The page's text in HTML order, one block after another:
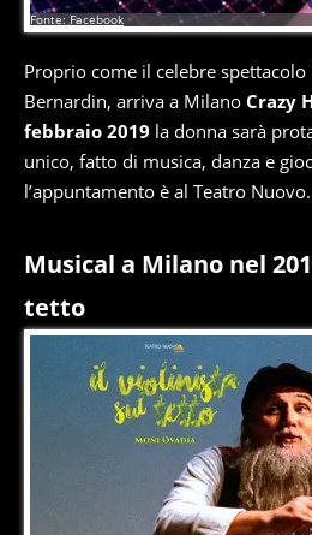
Fonte: Facebook
Proprio come il celebre
Bernardin, arriva a Milano Crazy
febbraio 2019 la donna sarà
unico, fatto di musica, danza e
l’appuntamento è al Teatro Nuovo.
Musical a Milano nel
tetto